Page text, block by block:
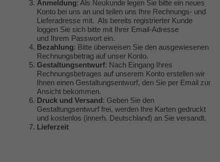
Anmeldung: Als Neukunde legen Sie bitte ein neues
Konto bei uns an und teilen uns Ihre Rechnungs- und
Lieferadresse mit. Als bereits registrierter Kunde
loggen Sie sich bitte mit Ihrer Email-Adresse
und Ihrem Passwort ein.
Bezahlung: Bitte überweisen Sie den ausgewiesenen
Rechnungsbetrag auf unser Konto.
Gestaltungsentwurf: Nach Eingang Ihres
Rechnungsbetrages auf unserem Konto erstellen wir
Ihnen einen Gestaltungsentwurf, den Sie per Email zur
Ansicht bekommen.
Druck und Versand: Geben Sie den
Gestaltungsentwurf frei, werden Ihre Karten gedruckt
und kostenlos (innerh. Deutschland) an Sie versandt.
Lieferzeit